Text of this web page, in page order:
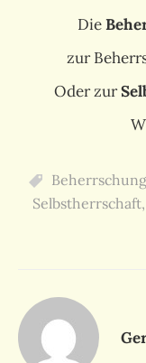
Die
zur
Oder zur
Beherrschung
Selbstherrschaft,